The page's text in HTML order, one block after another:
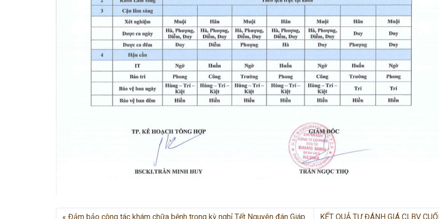
Đảm bảo công tác khám chữa bệnh trong kỳ nghỉ Tết Nguyên đán Giáp KẾT QUẢ TỰ ĐÁNH GIÁ CLBV